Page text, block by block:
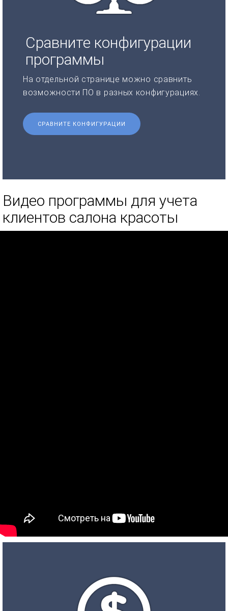
Сравните конфигурации
программы
На отдельной странице можно сравнить
возможности ПО в разных конфигурациях.
СРАВНИТЕ КОНФИГУРАЦИИ
Видео программы для учета
клиентов салона красоты